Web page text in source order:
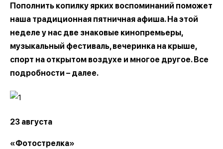
Пополнить копилку ярких воспоминаний поможет
наша традиционная пятничная афиша. На этой
неделе у нас две знаковые кинопремьеры,
музыкальный фестиваль, вечеринка на крыше,
спорт на открытом воздухе и многое другое. Все
подробности – далее.
23 августа
«Фотострелка»